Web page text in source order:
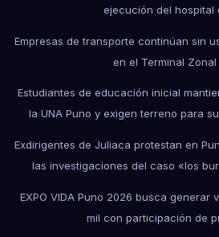
ejecución del hospital
Empresas de transporte continúan sin
en el Terminal Zonal
Estudiantes de educación inicial
la UNA Puno y exigen terreno para
Exdirigentes de Juliaca protestan en
las investigaciones del caso «los
EXPO VIDA Puno 2026 busca generar
mil con participación de